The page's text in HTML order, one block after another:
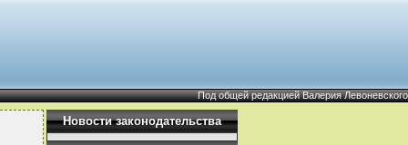
Под общей редакцией Валерия Левоневского
Новости законодательства